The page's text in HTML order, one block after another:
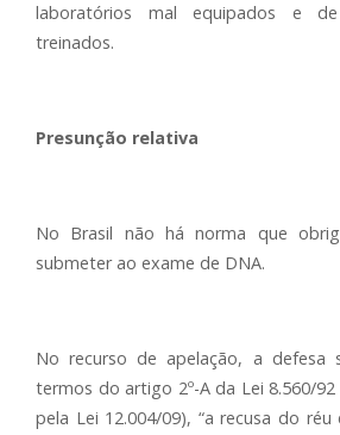
laboratórios mal equipados e
treinados.
Presunção relativa
No Brasil não há norma que
submeter ao exame de DNA.
No recurso de apelação, a defesa
termos do artigo 2º-A da Lei 8.560/
pela Lei 12.004/09), “a recusa do